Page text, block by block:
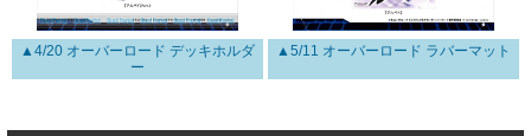
▲4/20 オーバーロード デッキホルダ
ー
▲5/11 オーバーロード ラバーマット